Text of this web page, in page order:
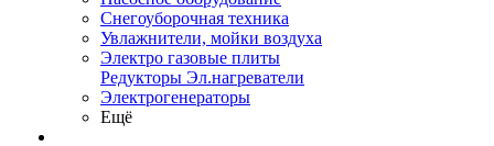
Снегоуборочная техника
Увлажнители, мойки воздуха
Электро газовые плиты
Редукторы Эл.нагреватели
Электрогенераторы
Ещё